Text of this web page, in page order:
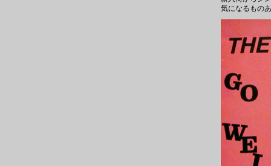
種
イ
ー
ン
グ
い
ろ！
は
気になるもの